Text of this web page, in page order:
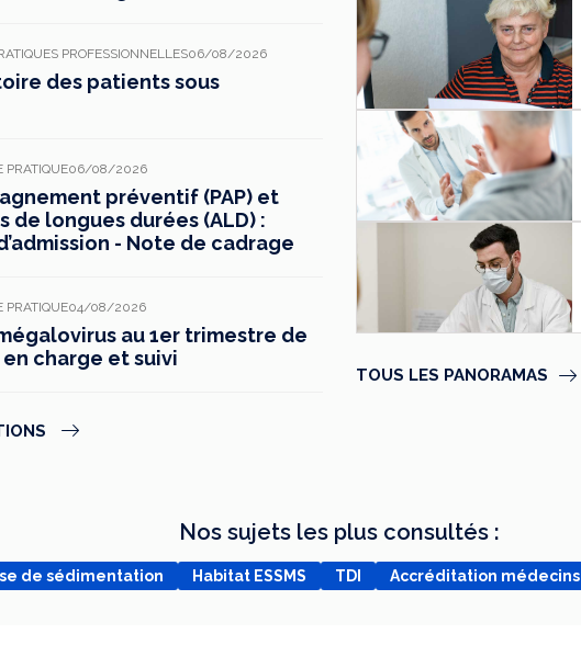
PROFESSIONNELLES06/08/2026
des patients sous
PRATIQUE06/08/2026
préventif (PAP) et
longues durées (ALD) :
- Note de cadrage
PRATIQUE04/08/2026
au 1er trimestre de
charge et suivi
TOUS LES PANORAMAS
Nos sujets les plus consultés :
de sédimentation Habitat ESSMS TDI Accréditation médecins